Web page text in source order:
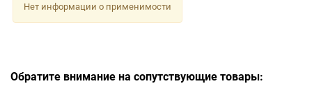
Нет информации о применимости
Обратите внимание на сопутствующие товары: